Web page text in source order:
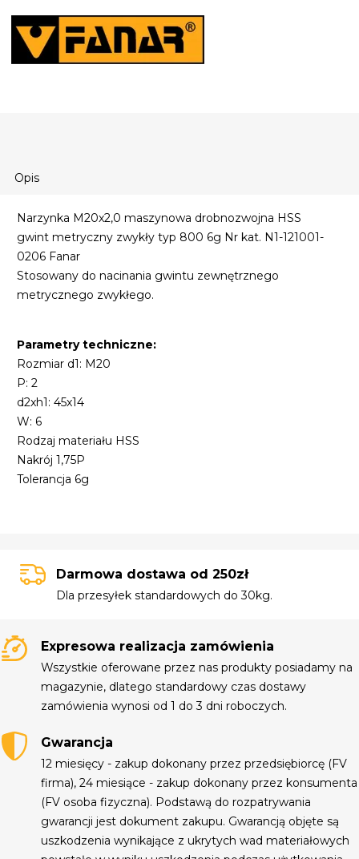
Opis
Narzynka M20x2,0 maszynowa drobnozwojna HSS
gwint metryczny zwykły typ 800 6g Nr kat. N1-121001-
0206 Fanar
Stosowany do nacinania gwintu zewnętrznego
metrycznego zwykłego.
Parametry techniczne:
Rozmiar d1: M20
P: 2
d2xh1: 45x14
W: 6
Rodzaj materiału HSS
Nakrój 1,75P
Tolerancja 6g
Darmowa dostawa od 250zł
Dla przesyłek standardowych do 30kg.
Expresowa realizacja zamówienia
Wszystkie oferowane przez nas produkty posiadamy na
magazynie, dlatego standardowy czas dostawy
zamówienia wynosi od 1 do 3 dni roboczych.
Gwarancja
12 miesięcy - zakup dokonany przez przedsiębiorcę (FV
firma), 24 miesiące - zakup dokonany przez konsumenta
(FV osoba fizyczna). Podstawą do rozpatrywania
gwarancji jest dokument zakupu. Gwarancją objęte są
uszkodzenia wynikające z ukrytych wad materiałowych